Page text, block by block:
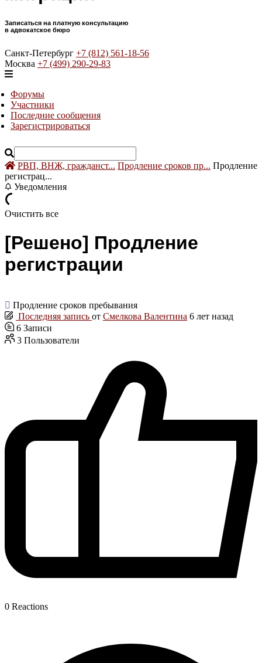
Записаться на платную консультацию
в адвокатское бюро
Санкт-Петербург +7 (812) 561-18-56
Москва +7 (499) 290-29-83
Форумы
Участники
Последние сообщения
Зарегистрироваться
РВП, ВНЖ, гражданст... Продление сроков пр... Продление
регистрац...
Уведомления
Очистить все
[Решено] Продление
регистрации
Продление сроков пребывания
Последняя запись от Смелкова Валентина 6 лет назад
6 Записи
3 Пользователи
0 Reactions